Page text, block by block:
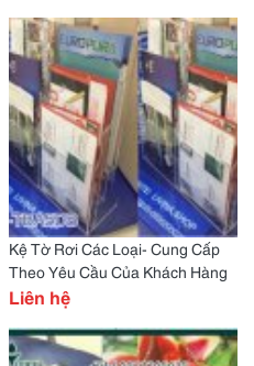
Kệ Tờ Rơi Các Loại- Cung Cấp
Theo Yêu Cầu Của Khách Hàng
Liên hệ